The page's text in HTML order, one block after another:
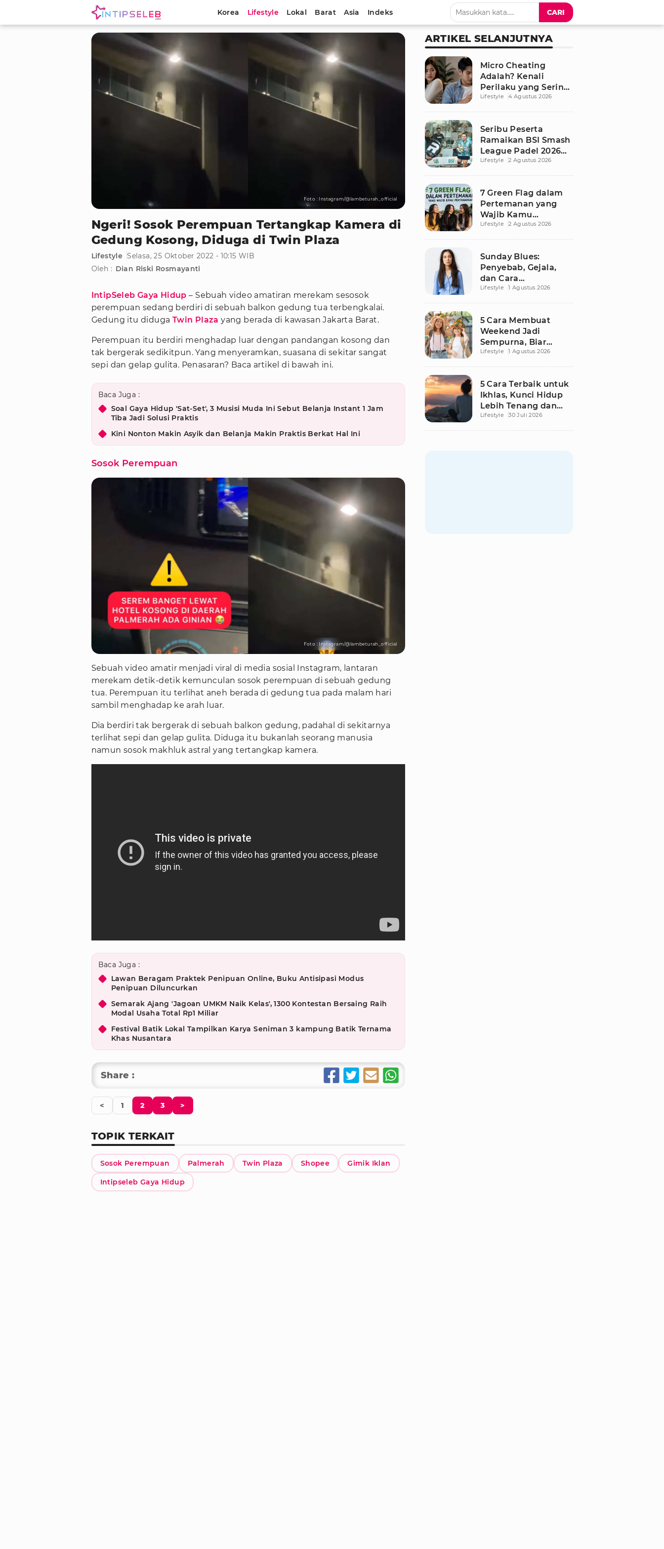
Korea Lifestyle Lokal Barat Asia Indeks CARI
Foto : Instagram/@lambeturah_official
Ngeri! Sosok Perempuan Tertangkap Kamera di
Gedung Kosong, Diduga di Twin Plaza
Lifestyle Selasa, 25 Oktober 2022 - 10:15 WIB
Oleh : Dian Riski Rosmayanti
IntipSeleb Gaya Hidup – Sebuah video amatiran merekam sesosok
perempuan sedang berdiri di sebuah balkon gedung tua terbengkalai.
Gedung itu diduga Twin Plaza yang berada di kawasan Jakarta Barat.
Perempuan itu berdiri menghadap luar dengan pandangan kosong dan
tak bergerak sedikitpun. Yang menyeramkan, suasana di sekitar sangat
sepi dan gelap gulita. Penasaran? Baca artikel di bawah ini.
Baca Juga :
Soal Gaya Hidup 'Sat-Set', 3 Musisi Muda Ini Sebut Belanja Instant 1 Jam
Tiba Jadi Solusi Praktis
Kini Nonton Makin Asyik dan Belanja Makin Praktis Berkat Hal Ini
Sosok Perempuan
Foto : Instagram/@lambeturah_official
Sebuah video amatir menjadi viral di media sosial Instagram, lantaran
merekam detik-detik kemunculan sosok perempuan di sebuah gedung
tua. Perempuan itu terlihat aneh berada di gedung tua pada malam hari
sambil menghadap ke arah luar.
Dia berdiri tak bergerak di sebuah balkon gedung, padahal di sekitarnya
terlihat sepi dan gelap gulita. Diduga itu bukanlah seorang manusia
namun sosok makhluk astral yang tertangkap kamera.
Baca Juga :
Lawan Beragam Praktek Penipuan Online, Buku Antisipasi Modus
Penipuan Diluncurkan
Semarak Ajang 'Jagoan UMKM Naik Kelas', 1300 Kontestan Bersaing Raih
Modal Usaha Total Rp1 Miliar
Festival Batik Lokal Tampilkan Karya Seniman 3 kampung Batik Ternama
Khas Nusantara
Share :
< 1 2 3 >
TOPIK TERKAIT
Sosok Perempuan Palmerah Twin Plaza Shopee Gimik Iklan
Intipseleb Gaya Hidup
ARTIKEL SELANJUTNYA
Micro Cheating
Adalah? Kenali
Perilaku yang Sering
Tak Disadari dalam
Lifestyle 4 Agustus 2026
Seribu Peserta
Ramaikan BSI Smash
League Padel 2026
Besutan RANS
Lifestyle 2 Agustus 2026
7 Green Flag dalam
Pertemanan yang
Wajib Kamu
Pertahankan, Bikin
Lifestyle 2 Agustus 2026
Sunday Blues:
Penyebab, Gejala,
dan Cara
Mengatasinya agar
Lifestyle 1 Agustus 2026
5 Cara Membuat
Weekend Jadi
Sempurna, Biar
Pikiran Fresh dan
Lifestyle 1 Agustus 2026
5 Cara Terbaik untuk
Ikhlas, Kunci Hidup
Lebih Tenang dan
Bahagia
Lifestyle 30 Juli 2026